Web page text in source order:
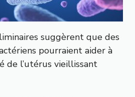
suggèrent que des
pourraient aider à
de l’utérus vieillissant